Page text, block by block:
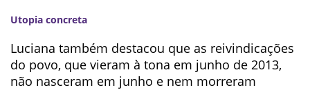
Utopia concreta
Luciana também destacou que as reivindicações
do povo, que vieram à tona em junho de 2013,
não nasceram em junho e nem morreram